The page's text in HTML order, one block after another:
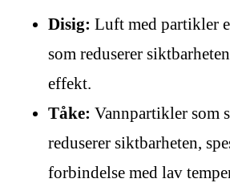
Disig: Luft med partikler
som reduserer
effekt.
Tåke: Vannpartikler som
reduserer siktbarheten,
forbindelse med lav